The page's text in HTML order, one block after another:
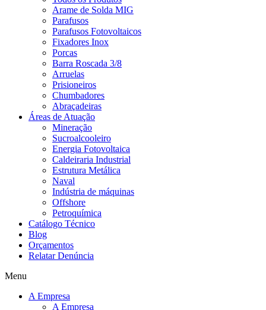
Arame de Solda MIG
Parafusos
Parafusos Fotovoltaicos
Fixadores Inox
Porcas
Barra Roscada 3/8
Arruelas
Prisioneiros
Chumbadores
Abraçadeiras
Áreas de Atuação
Mineração
Sucroalcooleiro
Energia Fotovoltaica
Caldeiraria Industrial
Estrutura Metálica
Naval
Indústria de máquinas
Offshore
Petroquímica
Catálogo Técnico
Blog
Orçamentos
Relatar Denúncia
Menu
A Empresa
A Empresa